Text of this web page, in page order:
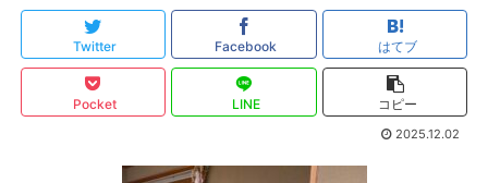
Twitter Facebook はてブ
Pocket LINE コピー
2025.12.02